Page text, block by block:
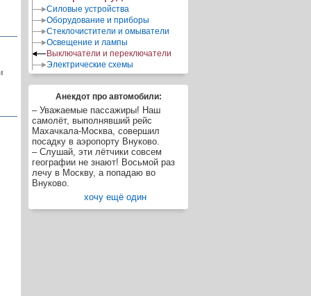
Силовые устройства
Оборудование и приборы
Стеклочистители и омыватели
Освещение и лампы
Выключатели и переключатели
Электрические схемы
Анекдот про автомобили:
– Уважаемые пассажиры! Наш
самолёт, выполнявший рейс
Махачкала-Москва, совершил
посадку в аэропорту Внуково.
– Слушай, эти лётчики совсем
географии не знают! Восьмой раз
лечу в Москву, а попадаю во
Внуково.
хочу ещё один